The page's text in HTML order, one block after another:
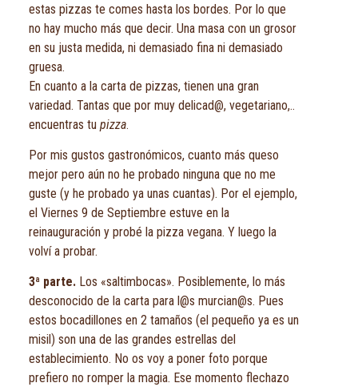
estas pizzas te comes hasta los bordes. Por lo que
no hay mucho más que decir. Una masa con un grosor
en su justa medida, ni demasiado fina ni demasiado
gruesa.
En cuanto a la carta de pizzas, tienen una gran
variedad. Tantas que por muy delicad@, vegetariano,..
encuentras tu pizza.
Por mis gustos gastronómicos, cuanto más queso
mejor pero aún no he probado ninguna que no me
guste (y he probado ya unas cuantas). Por el ejemplo,
el Viernes 9 de Septiembre estuve en la
reinauguración y probé la pizza vegana. Y luego la
volví a probar.
3ª parte.Los «saltimbocas». Posiblemente, lo más
desconocido de la carta para l@s murcian@s. Pues
estos bocadillones en 2 tamaños (el pequeño ya es un
misil) son una de las grandes estrellas del
establecimiento. No os voy a poner foto porque
prefiero no romper la magia. Ese momento flechazo